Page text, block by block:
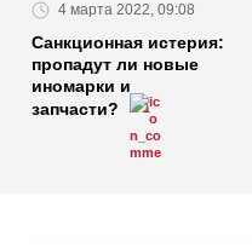
4 марта 2022, 09:08
Санкционная истерия:
пропадут ли новые
иномарки и
запчасти?
1